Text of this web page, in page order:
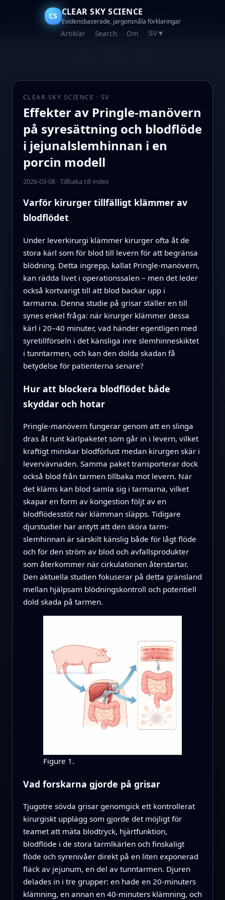
CS CLEAR SKY SCIENCE
Evidensbaserade, jargonsnåla förklaringar
Artiklar Search Om SV ▼
CLEAR SKY SCIENCE · SV
Effekter av Pringle-manövern
på syresättning och blodflöde
i jejunalslemhinnan i en
porcin modell
2026-03-08·Tillbaka till index
Varför kirurger tillfälligt klämmer av
blodflödet
Under leverkirurgi klämmer kirurger ofta åt de
stora kärl som för blod till levern för att begränsa
blödning. Detta ingrepp, kallat Pringle-manövern,
kan rädda livet i operationssalen – men det leder
också kortvarigt till att blod backar upp i
tarmarna. Denna studie på grisar ställer en till
synes enkel fråga: när kirurger klämmer dessa
kärl i 20–40 minuter, vad händer egentligen med
syretillförseln i det känsliga inre slemhinneskiktet
i tunntarmen, och kan den dolda skadan få
betydelse för patienterna senare?
Hur att blockera blodflödet både
skyddar och hotar
Pringle-manövern fungerar genom att en slinga
dras åt runt kärlpaketet som går in i levern, vilket
kraftigt minskar blodförlust medan kirurgen skär i
levervävnaden. Samma paket transporterar dock
också blod från tarmen tillbaka mot levern. När
det kläms kan blod samla sig i tarmarna, vilket
skapar en form av kongestion följt av en
blodflödesstöt när klämman släpps. Tidigare
djurstudier har antytt att den sköra tarm­
slemhinnan är särskilt känslig både för lågt flöde
och för den ström av blod och avfallsprodukter
som återkommer när cirkulationen återstartar.
Den aktuella studien fokuserar på detta gränsland
mellan hjälpsam blödningskontroll och potentiell
dold skada på tarmen.
Figure 1.
Vad forskarna gjorde på grisar
Tjugotre sövda grisar genomgick ett kontrollerat
kirurgiskt upplägg som gjorde det möjligt för
teamet att mäta blodtryck, hjärtfunktion,
blodflöde i de stora tarmlkärlen och finskaligt
flöde och syrenivåer direkt på en liten exponerad
fläck av jejunum, en del av tunntarmen. Djuren
delades in i tre grupper: en hade en 20‑minuters
klämning, en annan en 40‑minuters klämning, och